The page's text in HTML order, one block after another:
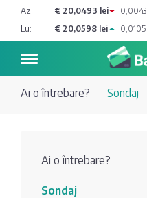
Azi: € 20,0493 lei 0,0043
Lu:
€ 20,0598 lei 0,0105
bancher
Ai o întrebare? Sondaj
Ai o întrebare?
Sondaj